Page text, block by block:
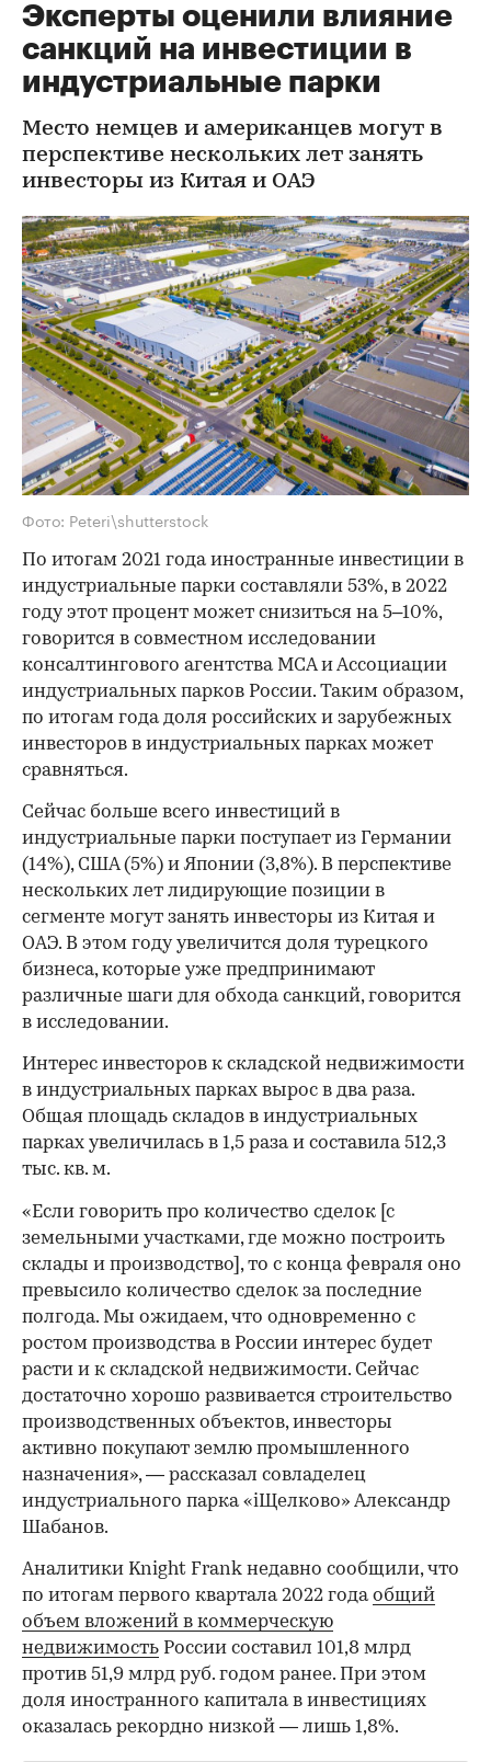
Эксперты оценили влияние
санкций на инвестиции в
индустриальные парки
Место немцев и американцев могут в
перспективе нескольких лет занять
инвесторы из Китая и ОАЭ
Фото: Peteri\shutterstock
По итогам 2021 года иностранные инвестиции в
индустриальные парки составляли 53%, в 2022
году этот процент может снизиться на 5–10%,
говорится в совместном исследовании
консалтингового агентства MCA и Ассоциации
индустриальных парков России. Таким образом,
по итогам года доля российских и зарубежных
инвесторов в индустриальных парках может
сравняться.
Сейчас больше всего инвестиций в
индустриальные парки поступает из Германии
(14%), США (5%) и Японии (3,8%). В перспективе
нескольких лет лидирующие позиции в
сегменте могут занять инвесторы из Китая и
ОАЭ. В этом году увеличится доля турецкого
бизнеса, которые уже предпринимают
различные шаги для обхода санкций, говорится
в исследовании.
Интерес инвесторов к складской недвижимости
в индустриальных парках вырос в два раза.
Общая площадь складов в индустриальных
парках увеличилась в 1,5 раза и составила 512,3
тыс. кв. м.
00:00 / 00:00
«Если говорить про количество сделок [с
земельными участками, где можно построить
склады и производство], то с конца февраля оно
превысило количество сделок за последние
полгода. Мы ожидаем, что одновременно с
ростом производства в России интерес будет
расти и к складской недвижимости. Сейчас
достаточно хорошо развивается строительство
производственных объектов, инвесторы
активно покупают землю промышленного
назначения», — рассказал совладелец
индустриального парка «iЩелково» Александр
Шабанов.
Аналитики Knight Frank недавно сообщили, что
по итогам первого квартала 2022 годаобщий
объем вложений в коммерческую
недвижимость России составил 101,8 млрд
против 51,9 млрд руб. годом ранее. При этом
доля иностранного капитала в инвестициях
оказалась рекордно низкой — лишь 1,8%.